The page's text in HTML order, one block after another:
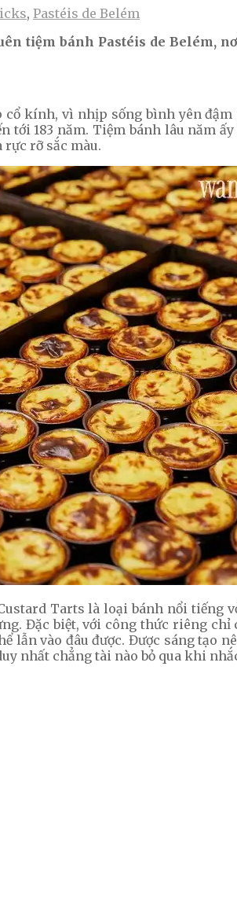
, Pastéis de Belém
tiệm bánh Pastéis de Belém,
kính, vì nhịp sống bình yên
tới 183 năm. Tiệm bánh lâu năm
rực rỡ sắc màu.
Tarts là loại bánh nổi
Đặc biệt, với công thức riêng
lẫn vào đâu được. Được sáng tạo
nhất chẳng tài nào bỏ qua khi